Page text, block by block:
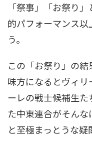
「祭事」「お祭り
的パフォーマンス
う。
この「お祭り」の
味方になるとヴィ
ーレの戦士候補生
た中東連合がそん
と至極まっとうな疑